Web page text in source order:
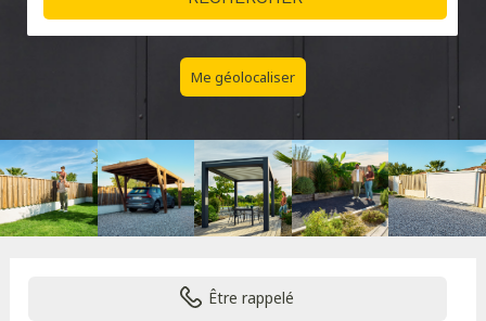
Me géolocaliser
Être rappelé